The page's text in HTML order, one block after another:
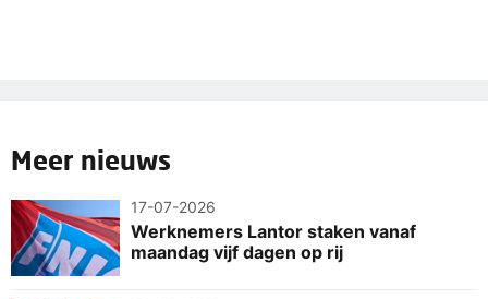
Meer nieuws
17-07-2026
Werknemers Lantor staken vanaf
maandag vijf dagen op rij